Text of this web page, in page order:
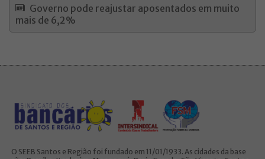
Governo pode reajustar aposentados em muito
mais de 6,2%
O SEEB Santos e Região foi fundado em 11/01/1933. As cidades da base